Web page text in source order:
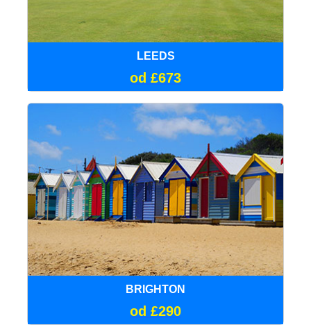
LEEDS
od £673
BRIGHTON
od £290